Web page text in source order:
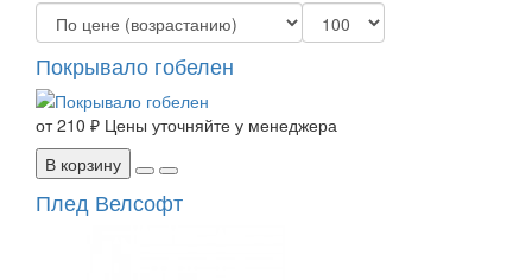
Покрывало гобелен
от 210 ₽ Цены уточняйте у менеджера
В корзину
Плед Велсофт